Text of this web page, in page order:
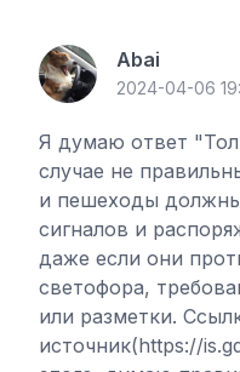
Abai
2024-04-06
Я думаю ответ
случае не
и пешеходы
сигналов и
даже если они
светофора,
или разметки.
источник(https://